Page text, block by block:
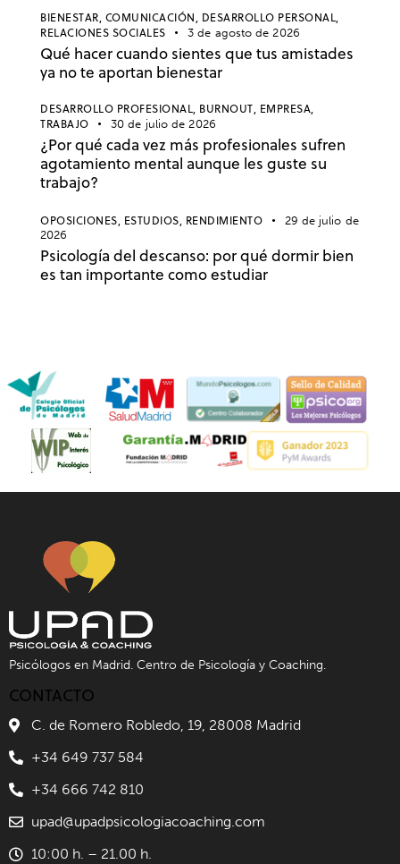
BIENESTAR, COMUNICACIÓN, DESARROLLO PERSONAL,
RELACIONES SOCIALES
3 de agosto de 2026
Qué hacer cuando sientes que tus amistades
ya no te aportan bienestar
DESARROLLO PROFESIONAL, BURNOUT, EMPRESA,
TRABAJO
30 de julio de 2026
¿Por qué cada vez más profesionales sufren
agotamiento mental aunque les guste su
trabajo?
OPOSICIONES, ESTUDIOS, RENDIMIENTO
29 de julio de
2026
Psicología del descanso: por qué dormir bien
es tan importante como estudiar
Psicólogos en Madrid. Centro de Psicología y Coaching.
CONTACTO
C. de Romero Robledo, 19, 28008 Madrid
+34 649 737 584
+34 666 742 810
upad@upadpsicologiacoaching.com
10:00 h. – 21.00 h.